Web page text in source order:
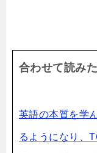
合わせて読み
英語の本質を学
るようになり、